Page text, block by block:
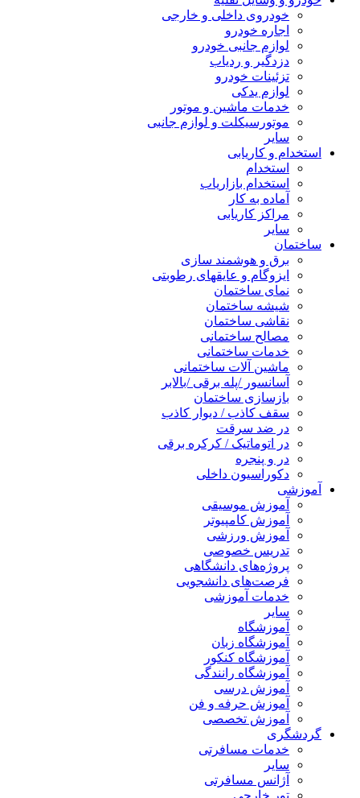
خودروی داخلی و خارجی
اجاره خودرو
لوازم جانبی خودرو
دزدگیر و ردیاب
تزئینات خودرو
لوازم یدکی
خدمات ماشین و موتور
موتورسیکلت و لوازم جانبی
سایر
استخدام و کاریابی
استخدام
استخدام بازاریاب
آماده به کار
مراکز کاریابی
سایر
ساختمان
برق و هوشمند سازی
ایزوگام و عایقهای رطوبتی
نمای ساختمان
شیشه ساختمان
نقاشی ساختمان
مصالح ساختمانی
خدمات ساختمانی
ماشین آلات ساختمانی
آسانسور /پله برقی /بالابر
بازسازی ساختمان
سقف کاذب / دیوار کاذب
در ضد سرقت
در اتوماتیک / کرکره برقی
در و پنجره
دکوراسیون داخلی
آموزشی
آموزش موسیقی
آموزش کامپیوتر
آموزش ورزشی
تدریس خصوصی
پروژه‌های دانشگاهی
فرصت‌های دانشجویی
خدمات آموزشی
سایر
آموزشگاه
آموزشگاه زبان
آموزشگاه کنکور
آموزشگاه رانندگی
آموزش درسی
آموزش حرفه و فن
آموزش تخصصی
گردشگری
خدمات مسافرتی
سایر
آژانس مسافرتی